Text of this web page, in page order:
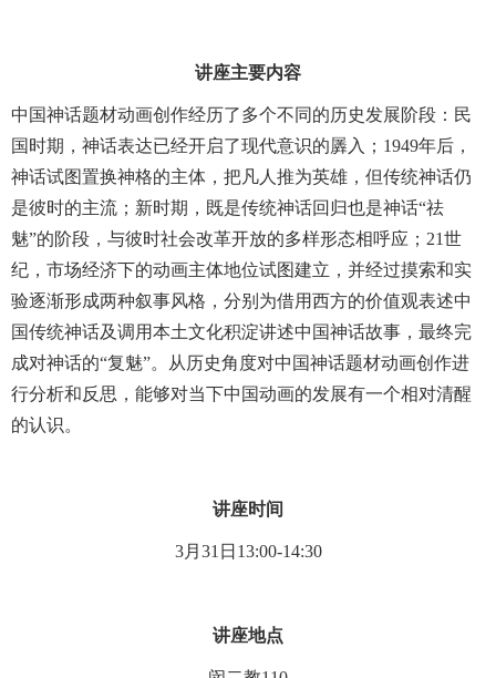
讲座主要内容
中国神话题材动画创作经历了多个不同的历史发展阶段：民
国时期，神话表达已经开启了现代意识的羼入；1949年后，
神话试图置换神格的主体，把凡人推为英雄，但传统神话仍
是彼时的主流；新时期，既是传统神话回归也是神话“祛
魅”的阶段，与彼时社会改革开放的多样形态相呼应；21世
纪，市场经济下的动画主体地位试图建立，并经过摸索和实
验逐渐形成两种叙事风格，分别为借用西方的价值观表述中
国传统神话及调用本土文化积淀讲述中国神话故事，最终完
成对神话的“复魅”。从历史角度对中国神话题材动画创作进
行分析和反思，能够对当下中国动画的发展有一个相对清醒
的认识。
讲座时间
3月31日13:00-14:30
讲座地点